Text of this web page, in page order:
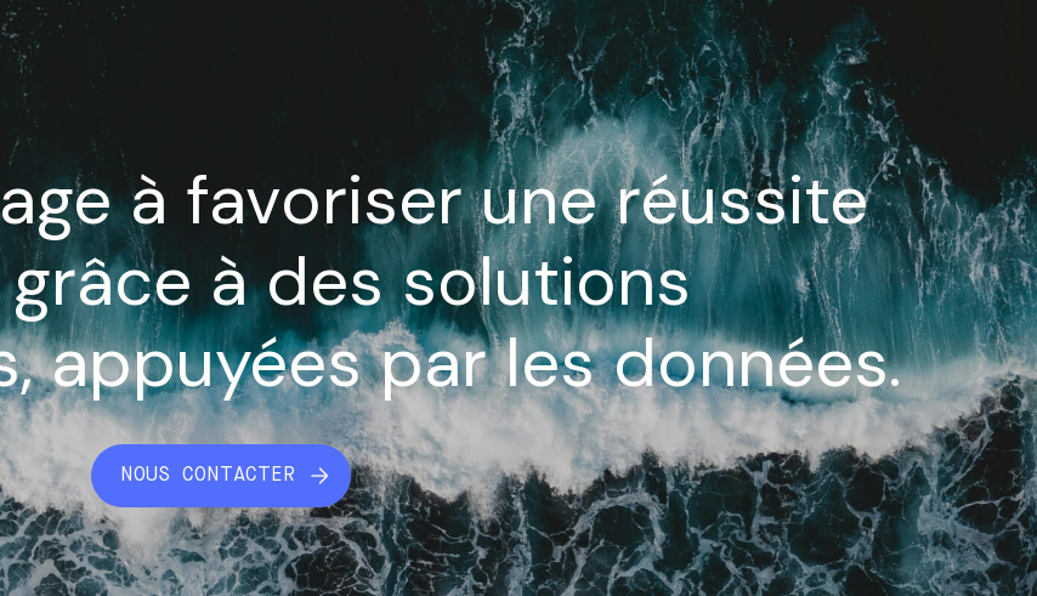
à favoriser une réussite
à des solutions
appuyées par les données.
NOUS CONTACTER